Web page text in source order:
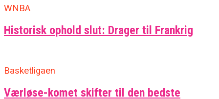
WNBA
Historisk ophold slut: Drager til Frankrig
Basketligaen
Værløse-komet skifter til den bedste